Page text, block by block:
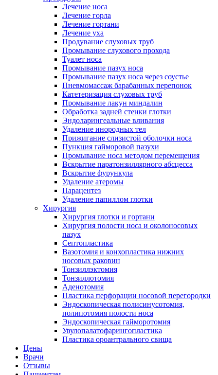
Лечение носа
Лечение горла
Лечение гортани
Лечение уха
Продувание слуховых труб
Промывание слухового прохода
Туалет носа
Промывание пазух носа
Промывание пазух носа через соустье
Пневмомассаж барабанных перепонок
Катетеризация слуховых труб
Промывание лакун миндалин
Обработка задней стенки глотки
Эндоларингеальные вливания
Удаление инородных тел
Прижигание слизистой оболочки носа
Пункция гайморовой пазухи
Промывание носа методом перемещения
Вскрытие паратонзиллярного абсцесса
Вскрытие фурункула
Удаление атеромы
Парацентез
Удаление папиллом глотки
Хирургия
Хирургия глотки и гортани
Хирургия полости носа и околоносовых
пазух
Септопластика
Вазотомия и конхопластика нижних
носовых раковин
Тонзиллэктомия
Тонзиллотомия
Аденотомия
Пластика перфорации носовой перегородки
Эндоскопическая полисинусотомия,
полипотомия полости носа
Эндоскопическая гайморотомия
Увулопалатофарингопластика
Пластика ороантрального свища
Цены
Врачи
Отзывы